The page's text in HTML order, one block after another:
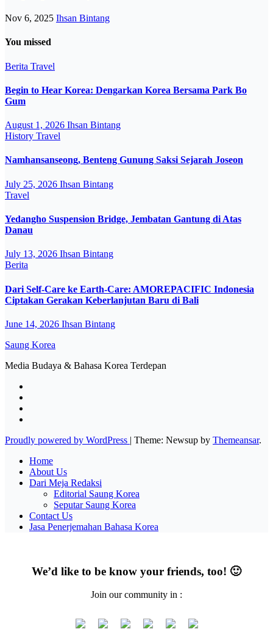
Nov 6, 2025 Ihsan Bintang
You missed
Berita Travel
Begin to Hear Korea: Dengarkan Korea Bersama Park Bo
Gum
August 1, 2026 Ihsan Bintang
History Travel
Namhansanseong, Benteng Gunung Saksi Sejarah Joseon
July 25, 2026 Ihsan Bintang
Travel
Yedangho Suspension Bridge, Jembatan Gantung di Atas
Danau
July 13, 2026 Ihsan Bintang
Berita
Dari Self-Care ke Earth-Care: AMOREPACIFIC Indonesia
Ciptakan Gerakan Keberlanjutan Baru di Bali
June 14, 2026 Ihsan Bintang
Saung Korea
Media Budaya & Bahasa Korea Terdepan
Proudly powered by WordPress | Theme: Newsup by Themeansar.
Home
About Us
Dari Meja Redaksi
Editorial Saung Korea
Seputar Saung Korea
Contact Us
Jasa Penerjemahan Bahasa Korea
We’d like to be know your friends, too! 🙂
Join our community in :